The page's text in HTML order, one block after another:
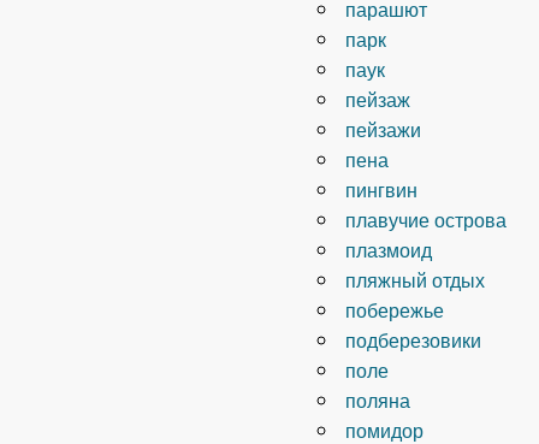
парашют
парк
паук
пейзаж
пейзажи
пена
пингвин
плавучие острова
плазмоид
пляжный отдых
побережье
подберезовики
поле
поляна
помидор